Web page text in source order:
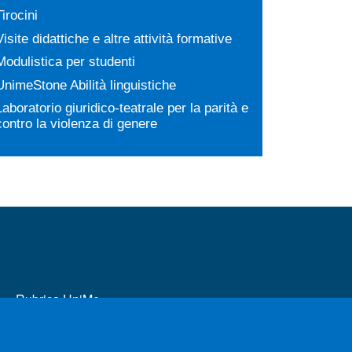
didattiche e altre attività formative
per studenti
Abilità linguistiche
giuridico-teatrale per la parità e
la violenza di genere
Rubrica UniMe